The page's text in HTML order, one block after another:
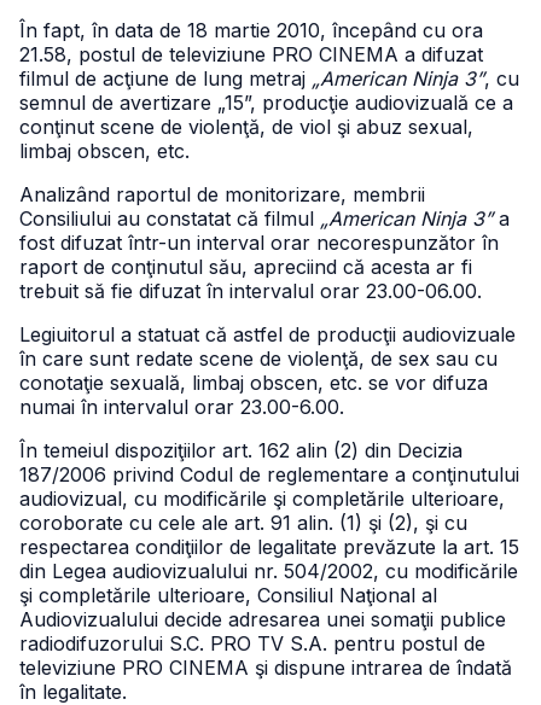
În fapt, în data de 18 martie 2010, începând cu ora
21.58, postul de televiziune PRO CINEMA a difuzat
filmul de acţiune de lung metraj „American Ninja 3”, cu
semnul de avertizare „15”, producţie audiovizuală ce a
conţinut scene de violenţă, de viol şi abuz sexual,
limbaj obscen, etc.
Analizând raportul de monitorizare, membrii
Consiliului au constatat că filmul „American Ninja 3”a
fost difuzat într-un interval orar necorespunzător în
raport de conţinutul său, apreciind că acesta ar fi
trebuit să fie difuzat în intervalul orar 23.00-06.00.
Legiuitorul a statuat că astfel de producţii audiovizuale
în care sunt redate scene de violenţă, de sex sau cu
conotaţie sexuală, limbaj obscen, etc. se vor difuza
numai în intervalul orar 23.00-6.00.
În temeiul dispoziţiilor art. 162 alin (2) din Decizia
187/2006 privind Codul de reglementare a conţinutului
audiovizual, cu modificările şi completările ulterioare,
coroborate cu cele ale art. 91 alin. (1) şi (2), şi cu
respectarea condiţiilor de legalitate prevăzute la art. 15
din Legea audiovizualului nr. 504/2002, cu modificările
şi completările ulterioare, Consiliul Naţional al
Audiovizualului decide adresarea unei somaţii publice
radiodifuzorului S.C. PRO TV S.A. pentru postul de
televiziune PRO CINEMA şi dispune intrarea de îndată
în legalitate.